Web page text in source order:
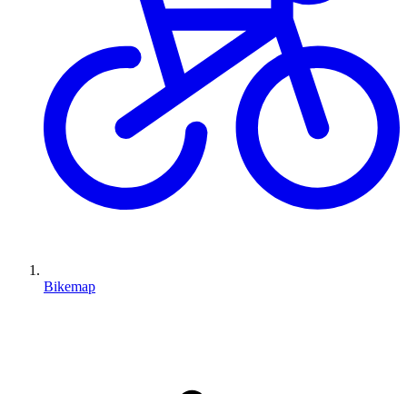
Bikemap